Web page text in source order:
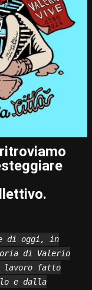
di oggi, in
di Valerio
lavoro fatto
e dalla